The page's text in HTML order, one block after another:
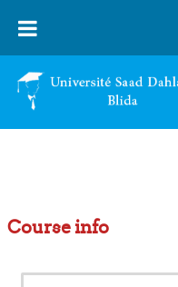
Course info